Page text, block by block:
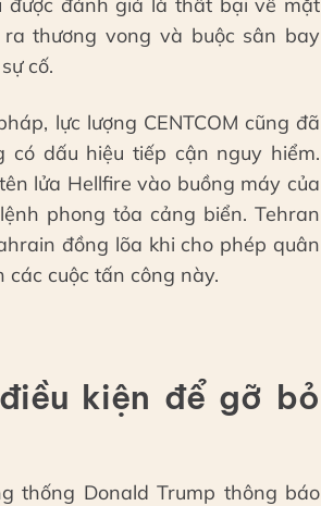
được đánh giá là thất bại về mặt
thương vong và buộc sân bay
cố.
lực lượng CENTCOM cũng đã
dấu hiệu tiếp cận nguy hiểm.
lửa Hellfire vào buồng máy của
phong tỏa cảng biển. Tehran
đồng lõa khi cho phép quân
cuộc tấn công này.
kiện để gỡ bỏ
thống Donald Trump thông báo